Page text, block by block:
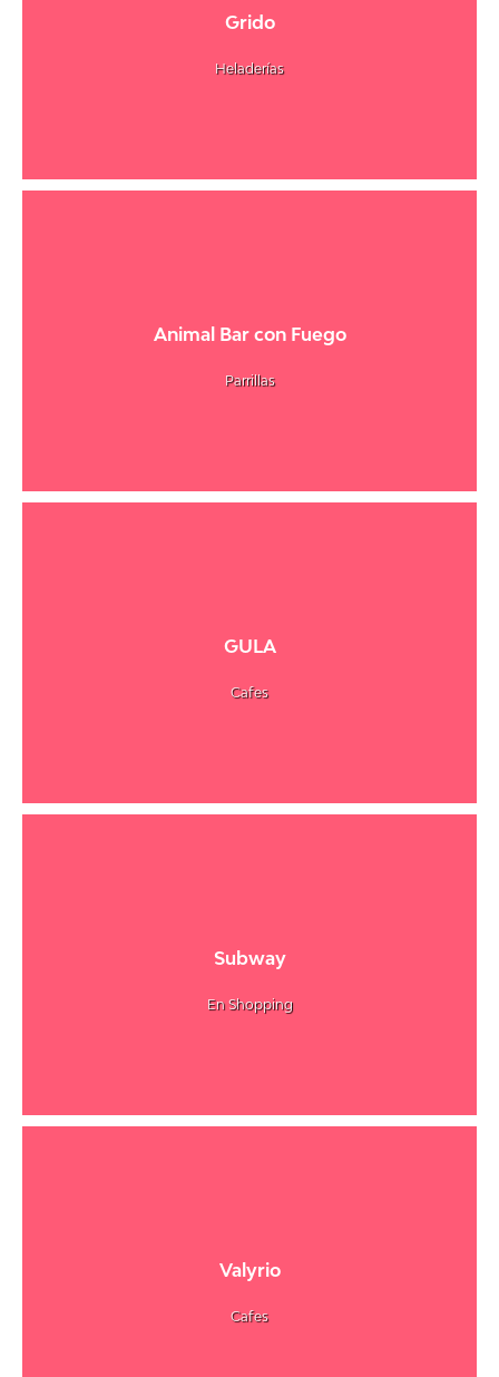
Grido
Heladerías
Animal Bar con Fuego
Parrillas
GULA
Cafes
Subway
En Shopping
Valyrio
Cafes